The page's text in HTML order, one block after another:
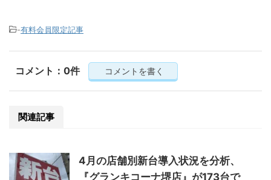
-有料会員限定記事
コメント：0件 コメントを書く
関連記事
4月の店舗別新台導入状況を分析、
『グランキコーナ堺店』が173台で